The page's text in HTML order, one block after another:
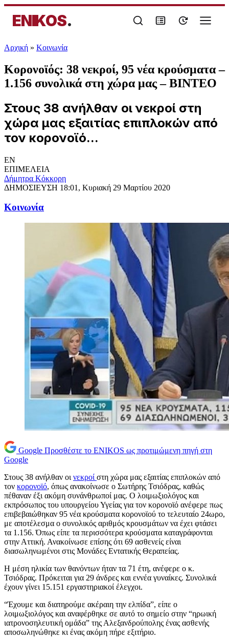
ENIKOS.
Αρχική » Κοινωνία
Κορονοϊός: 38 νεκροί, 95 νέα κρούσματα –
1.156 συνολικά στη χώρα μας – ΒΙΝΤΕΟ
Στους 38 ανήλθαν οι νεκροί στη
χώρα μας εξαιτίας επιπλοκών από
τον κορονοϊό...
EN
ΕΠΙΜΕΛΕΙΑ
Δήμητρα Κόκκορη
ΔΗΜΟΣΙΕΥΣΗ 18:01, Κυριακή 29 Μαρτίου 2020
Κοινωνία
Google Προσθέστε το ENIKOS ως προτιμώμενη πηγή στη
Google
Στους 38 ανήλθαν οι νεκροί στη χώρα μας εξαιτίας επιπλοκών από
τον κορονοϊό, όπως ανακοίνωσε ο Σωτήρης Τσιόδρας, καθώς
πέθαναν έξι ακόμη συνάνθρωποί μας. Ο λοιμωξιολόγος και
εκπρόσωπος του υπουργείου Υγείας για τον κορονοϊό ανέφερε πως
επιβεβαιώθηκαν 95 νέα κρούσματα κορονοϊού το τελευταίο 24ωρο,
με αποτέλεσμα ο συνολικός αριθμός κρουσμάτων να έχει φτάσει
τα 1.156. Όπως είπε τα περισσότερα κρούσματα καταγράφονται
στην Αττική. Ανακοίνωσε επίσης ότι 69 ασθενείς είναι
διασωληνωμένοι στις Μονάδες Εντατικής Θεραπείας.
Η μέση ηλικία των θανόντων ήταν τα 71 έτη, ανέφερε ο κ.
Τσιόδρας. Πρόκειται για 29 άνδρες και εννέα γυναίκες. Συνολικά
έχουν γίνει 15.151 εργαστηριακοί έλεγχοι.
“Έχουμε και διατηρούμε ακέραιη την ελπίδα”, είπε ο
λοιμωξιολόγος και αναφέρθηκε σε αυτό το σημείο στην “ηρωική
ιατρονοσηλευτική ομάδα” της Αλεξανδρούπολης ένας ασθενής
αποσωληνώθηκε κι ένας ακόμη πήρε εξιτήριο.